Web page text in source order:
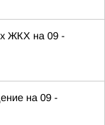
ЖКХ на 09 -
на 09 -